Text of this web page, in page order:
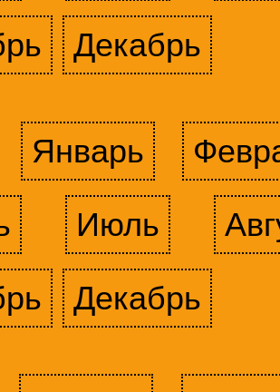
Декабрь
Январь
Июль
Декабрь